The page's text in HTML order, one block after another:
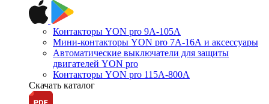
Контакторы YON pro 9А-105А
Мини-контакторы YON pro 7А-16А и аксессуары
Автоматические выключатели для защиты
двигателей YON pro
Контакторы YON pro 115А-800А
Скачать каталог